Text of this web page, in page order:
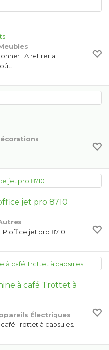
. A retirer à
jet pro 8710
office jet pro 8710
à café Trottet à
Électriques
Trottet à capsules.